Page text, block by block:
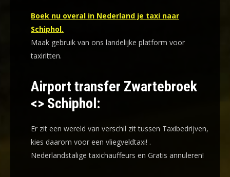
Boek nu overal in Nederland je taxi naar
Schiphol.
Maak gebruik van ons landelijke platform voor
taxiritten.
Airport transfer Zwartebroek
<> Schiphol:
Er zit een wereld van verschil zit tussen Taxibedrijven,
kies daarom voor een vliegveldtaxi! .
Nederlandstalige taxichauffeurs en Gratis annuleren!